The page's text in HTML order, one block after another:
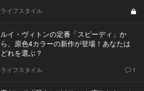
ライフスタイル
ルイ・ヴィトンの定番「スピーディ」か
ら、原色4カラーの新作が登場！あなたは
どれを選ぶ？
ライフスタイル 1